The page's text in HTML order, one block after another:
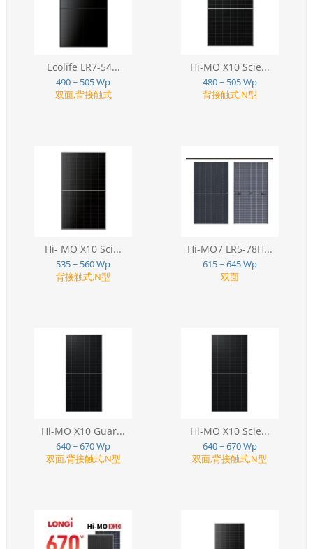
Ecolife LR7-54...
490 ~ 505 Wp
双面,背接触式
Hi-MO X10 Scie...
480 ~ 505 Wp
背接触式,N型
Hi- MO X10 Sci...
535 ~ 560 Wp
背接触式,N型
Hi-MO7 LR5-78H...
615 ~ 645 Wp
双面
Hi-MO X10 Guar...
640 ~ 670 Wp
双面,背接触式,N型
Hi-MO X10 Scie...
640 ~ 670 Wp
双面,背接触式,N型